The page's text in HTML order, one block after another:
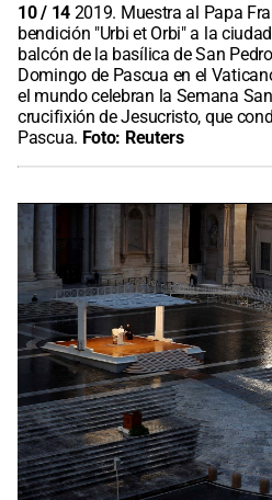
10/ 14 2019. Muestra al Papa
bendición "Urbi et Orbi" a la
balcón de la basílica de San
Domingo de Pascua en el
el mundo celebran la Semana
crucifixión de Jesucristo, que
Pascua. Foto: Reuters